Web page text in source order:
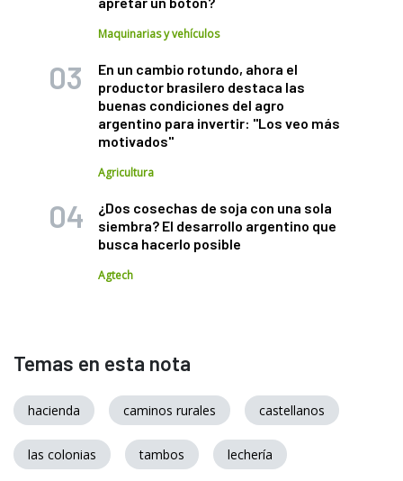
Maquinarias y vehículos
En un cambio rotundo, ahora el
productor brasilero destaca las
buenas condiciones del agro
argentino para invertir: "Los veo más
motivados"
Agricultura
¿Dos cosechas de soja con una sola
siembra? El desarrollo argentino que
busca hacerlo posible
Agtech
Temas en esta nota
hacienda caminos rurales castellanos
las colonias tambos lechería